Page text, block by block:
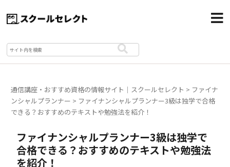
通信講座・おすすめ資格の情報サイト｜スクールセレクト > ファイナ
ンシャルプランナー > ファイナンシャルプランナー3級は独学で合格
できる？おすすめのテキストや勉強法を紹介！
ファイナンシャルプランナー3級は独学で
合格できる？おすすめのテキストや勉強法
を紹介！